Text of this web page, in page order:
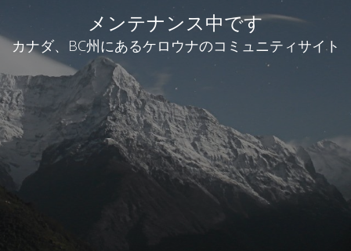
メンテナンス中です
カナダ、BC州にあるケロウナのコミュニティサイト